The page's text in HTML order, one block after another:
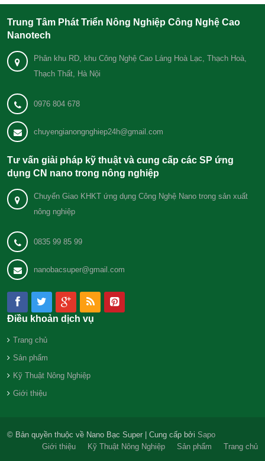
Trung Tâm Phát Triển Nông Nghiệp Công Nghệ Cao
Nanotech
Phân khu RD, khu Công Nghệ Cao Láng Hoà Lạc, Thạch Hoà,
Thạch Thất, Hà Nội
0976 804 678
chuyengianongnghiep24h@gmail.com
Tư vấn giải pháp kỹ thuật và cung cấp các SP ứng
dụng CN nano trong nông nghiệp
Chuyển Giao KHKT ứng dụng Công Nghệ Nano trong sản xuất
nông nghiệp
0835 99 85 99
nanobacsuper@gmail.com
Điều khoản dịch vụ
Trang chủ
Sản phẩm
Kỹ Thuật Nông Nghiệp
Giới thiệu
© Bản quyền thuộc về Nano Bạc Super | Cung cấp bởi Sapo
Trang chủ
Sản phẩm
Kỹ Thuật Nông Nghiệp
Giới thiệu